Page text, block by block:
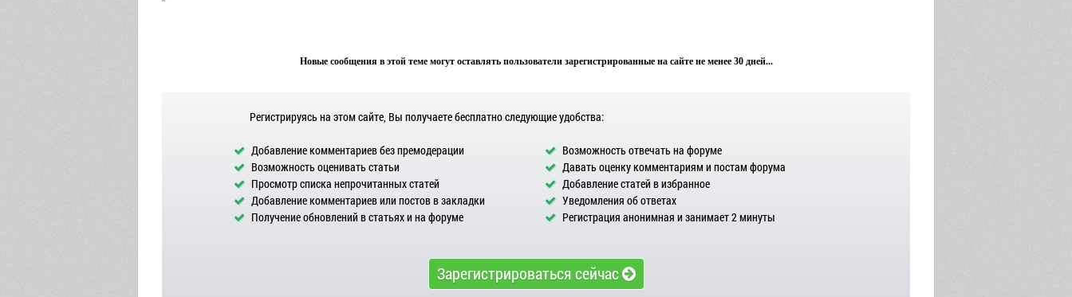
Новые сообщения в этой теме могут оставлять пользователи зарегистрированные на сайте не менее 30 дней...
Регистрируясь на этом сайте, Вы получаете бесплатно следующие удобства:
Добавление комментариев без премодерации
Возможность отвечать на форуме
Возможность оценивать статьи
Давать оценку комментариям и постам форума
Просмотр списка непрочитанных статей
Добавление статей в избранное
Добавление комментариев или постов в закладки
Уведомления об ответах
Получение обновлений в статьях и на форуме
Регистрация анонимная и занимает 2 минуты
Зарегистрироваться сейчас